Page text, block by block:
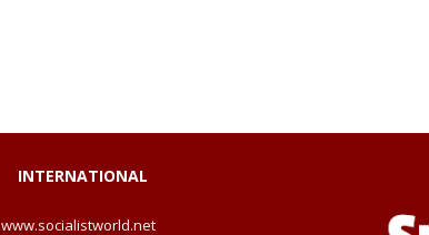
INTERNATIONAL
www.socialistworld.net